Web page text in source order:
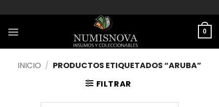
al
contenido
0
INICIO / PRODUCTOS ETIQUETADOS “ARUBA”
FILTRAR